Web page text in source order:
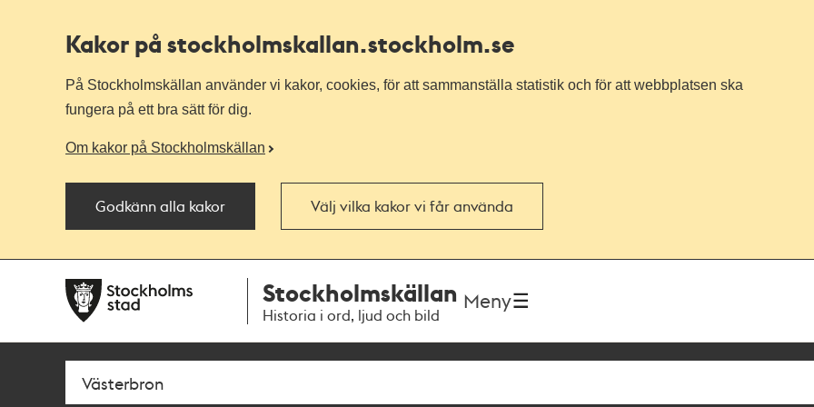
Kakor på stockholmskallan.stockholm.se
På Stockholmskällan använder vi kakor, cookies, för att sammanställa statistik och för att webbplatsen ska
fungera på ett bra sätt för dig.
Om kakor på Stockholmskällan
Godkänn alla kakor Välj vilka kakor vi får använda
navigationen
huvudinnehållet
Stockholmskällan
Historia i ord, ljud och bild
Meny
Sök